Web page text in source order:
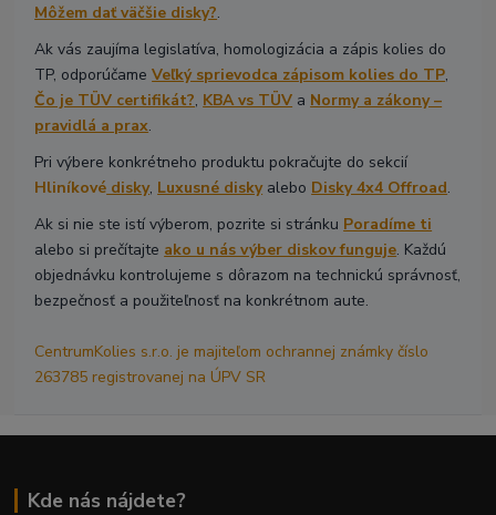
Môžem dať väčšie disky?.
Ak vás zaujíma legislatíva, homologizácia a zápis kolies do
TP, odporúčameVeľký sprievodca zápisom kolies do TP,
Čo je TÜV certifikát?, KBA vs TÜV a Normy a zákony –
pravidlá a prax.
Pri výbere konkrétneho produktu pokračujte do sekcií
Hliníkové disky, Luxusné diskyalebo Disky 4x4 Offroad.
Ak si nie ste istí výberom, pozrite si stránku Poradíme ti
alebo si prečítajte ako u nás výber diskov funguje. Každú
objednávku kontrolujeme s dôrazom na technickú správnosť,
bezpečnosť a použiteľnosť na konkrétnom aute.
CentrumKolies s.r.o. je majiteľom ochrannej známky číslo
263785 registrovanej na ÚPV SR
Kde nás nájdete?